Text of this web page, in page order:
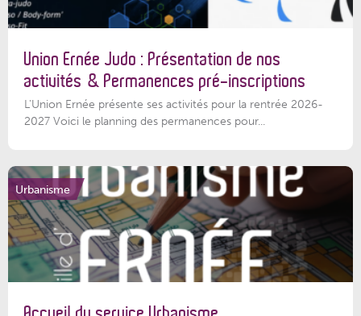
Union Ernée Judo : Présentation de nos
activités & Permanences pré-inscriptions
L'Union Ernée présente ses activités pour la rentrée 2026-
2027 Voici le planning des permanences pour...
Urbanisme